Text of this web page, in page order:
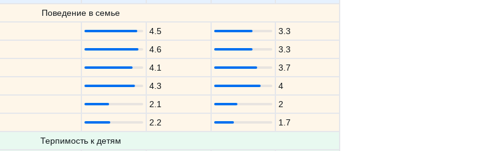
Поведение в семье
4.5
3.3
4.6
3.3
4.1
3.7
4.3
4
2.1
2
2.2
1.7
Терпимость к детям